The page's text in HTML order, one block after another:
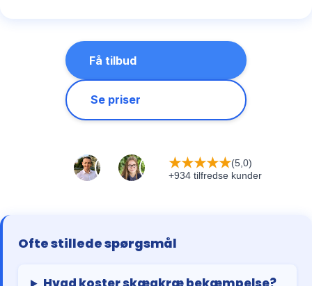
Få tilbud
Se priser
★★★★★(5,0)
+934 tilfredse kunder
Ofte stillede spørgsmål